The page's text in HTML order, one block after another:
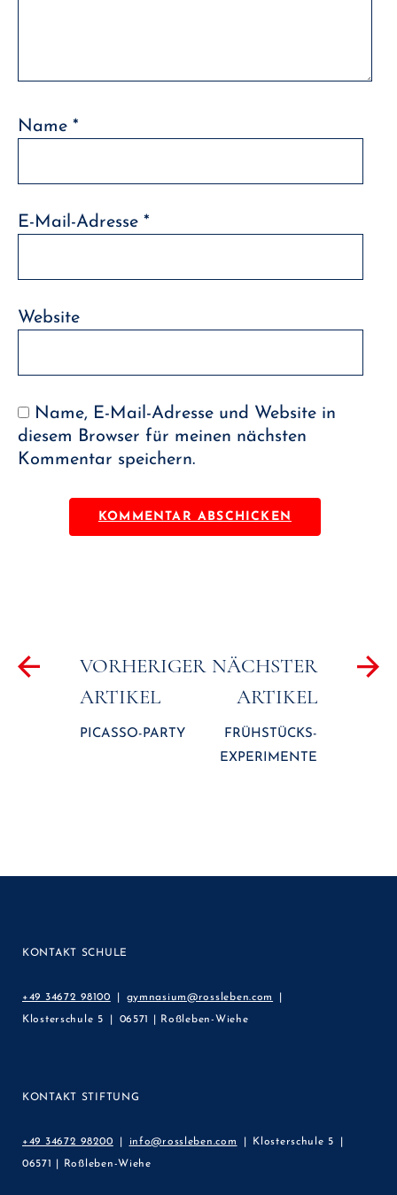
Name *
E-Mail-Adresse *
Website
Name, E-Mail-Adresse und Website in
diesem Browser für meinen nächsten
Kommentar speichern.
Beitragsnavigation
VORHERIGER
ARTIKEL
PICASSO-PARTY
NÄCHSTER
ARTIKEL
FRÜHSTÜCKS-
EXPERIMENTE
KONTAKT SCHULE
+49 34672 98100 gymnasium@rossleben.com
Klosterschule 5 06571 | Roßleben-Wiehe
KONTAKT STIFTUNG
+49 34672 98200 info@rossleben.com Klosterschule 5
06571 | Roßleben-Wiehe